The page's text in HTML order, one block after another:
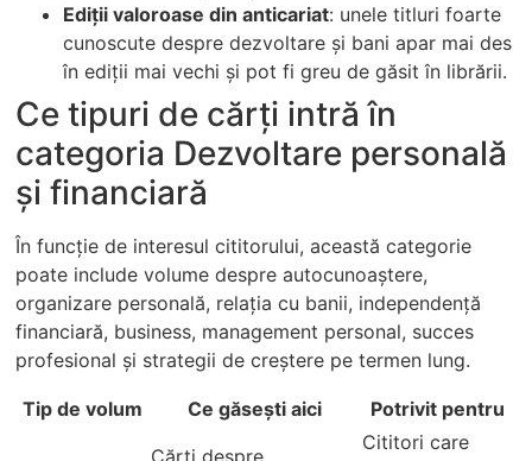
Ediții valoroase din anticariat: unele titluri foarte
cunoscute despre dezvoltare și bani apar mai des
în ediții mai vechi și pot fi greu de găsit în librării.
Ce tipuri de cărți intră în
categoria Dezvoltare personală
şi financiară
În funcție de interesul cititorului, această categorie
poate include volume despre autocunoaștere,
organizare personală, relația cu banii, independență
financiară, business, management personal, succes
profesional și strategii de creștere pe termen lung.
Tip de volum Ce găsești aici Potrivit pentru
Cititori care